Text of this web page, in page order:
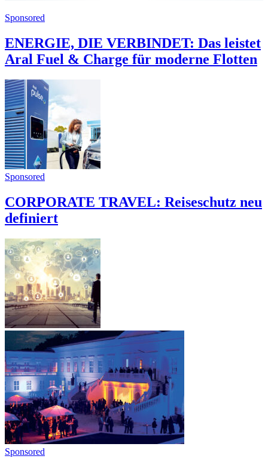
Sponsored
ENERGIE, DIE VERBINDET: Das leistet
Aral Fuel & Charge für moderne Flotten
Sponsored
CORPORATE TRAVEL: Reiseschutz neu
definiert
Sponsored